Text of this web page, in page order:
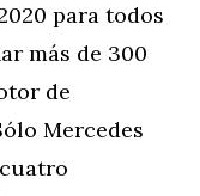
para todos
más de 300
de
Mercedes